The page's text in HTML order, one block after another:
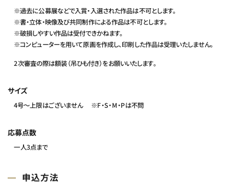
※過去に公募展などで入賞・入選された作品は不可とします。
※書・立体・映像及び共同制作による作品は不可とします。
※破損しやすい作品は受付できかねます。
※コンピューターを用いて原画を作成し、印刷した作品は受理いたしません。
2次審査の際は額装（吊ひも付き）をお願いいたします。
サイズ
4号～上限はございません ※F・S・M・Pは不問
応募点数
一人3点まで
申込方法